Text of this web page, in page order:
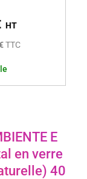
HT
TTC
E
en verre
40